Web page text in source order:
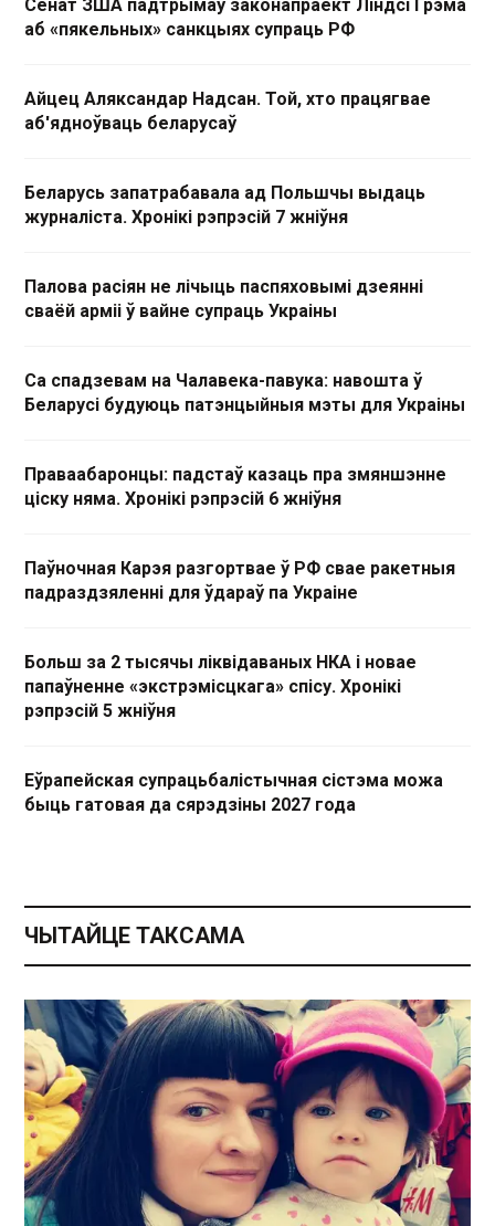
Сенат ЗША падтрымаў законапраект Ліндсі Грэма
аб «пякельных» санкцыях супраць РФ
Айцец Аляксандар Надсан. Той, хто працягвае
аб'ядноўваць беларусаў
Беларусь запатрабавала ад Польшчы выдаць
журналіста. Хронікі рэпрэсій 7 жніўня
Палова расіян не лічыць паспяховымі дзеянні
сваёй арміі ў вайне супраць Украіны
Са спадзевам на Чалавека-павука: навошта ў
Беларусі будуюць патэнцыйныя мэты для Украіны
Праваабаронцы: падстаў казаць пра змяншэнне
ціску няма. Хронікі рэпрэсій 6 жніўня
Паўночная Карэя разгортвае ў РФ свае ракетныя
падраздзяленні для ўдараў па Украіне
Больш за 2 тысячы ліквідаваных НКА і новае
папаўненне «экстрэмісцкага» спісу. Хронікі
рэпрэсій 5 жніўня
Еўрапейская супрацьбалістычная сістэма можа
быць гатовая да сярэдзіны 2027 года
ЧЫТАЙЦЕ ТАКСАМА